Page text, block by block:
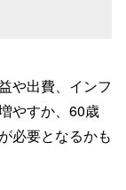
や出費、インフ
やすか、60歳
必要となるかも